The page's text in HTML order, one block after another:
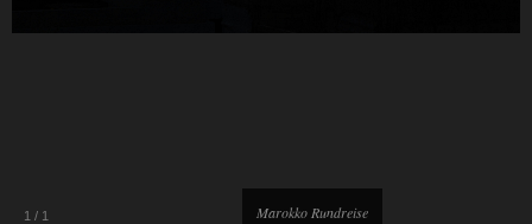
1 / 1 Marokko Rundreise